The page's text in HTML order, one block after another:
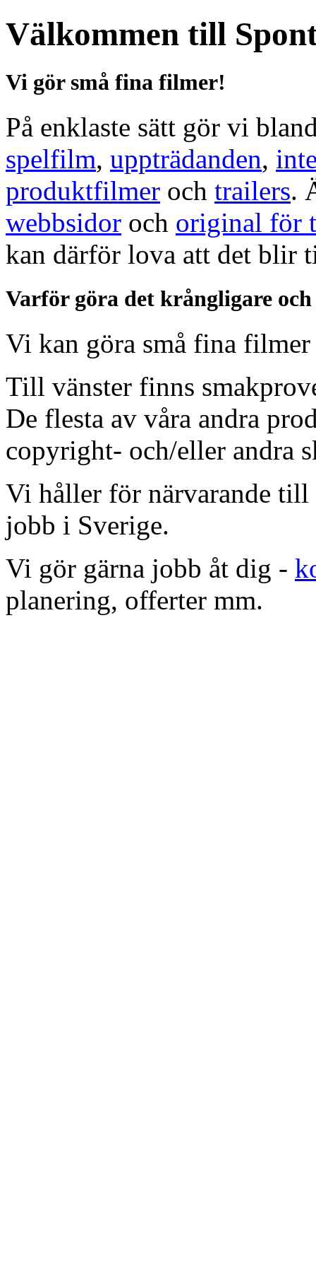
Välkommen till
Vi gör små fina filmer!
På enklaste sätt gör vi
spelfilm, uppträdanden,
produktfilmer och trailers.
webbsidor och original för
kan därför lova att det blir
Varför göra det krångligare
Vi kan göra små fina
Till vänster finns
De flesta av våra andra
copyright- och/eller andra
Vi håller för närvarande
jobb i Sverige.
Vi gör gärna jobb åt dig -
planering, offerter mm.